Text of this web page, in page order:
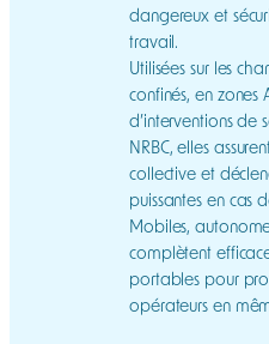
dangereux et
travail.
Utilisées sur les
confinés, en zones
d’interventions de
NRBC, elles
collective et
puissantes en cas
Mobiles,
complètent
portables pour
opérateurs en